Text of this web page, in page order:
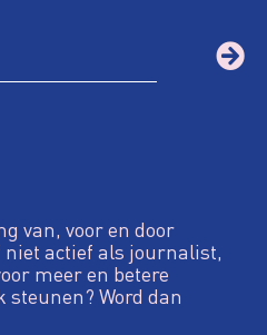
van, voor en door
actief als journalist,
meer en betere
Word dan